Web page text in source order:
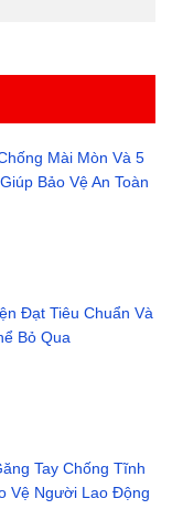
Mài Mòn Và 5
Bảo Vệ An Toàn
Đạt Tiêu Chuẩn Và
Bỏ Qua
Tay Chống Tĩnh
Vệ Người Lao Động